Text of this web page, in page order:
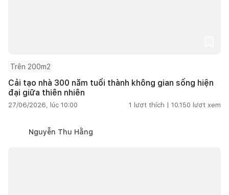
Trên 200m2
Cải tạo nhà 300 năm tuổi thành không gian sống hiện
đại giữa thiên nhiên
27/06/2026, lúc 10:00 1 lượt thích | 10.150 lượt xem
Nguyễn Thu Hằng